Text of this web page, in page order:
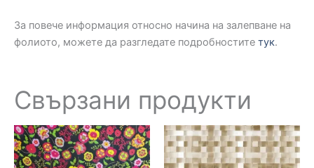
За повече информация относно начина на залепване на
фолиото, можете да разгледате подробностите тук.
Свързани продукти